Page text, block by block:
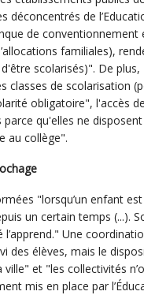
déconcentrés de
de conventionnement
familiales),
scolarisés)". De
classes de scolarisation
obligatoire", l'accès
qu'elles ne
au collège".
"lorsqu’un enfant
un certain temps (...).
Une
des élèves, mais le
et "les collectivités
mis en place par